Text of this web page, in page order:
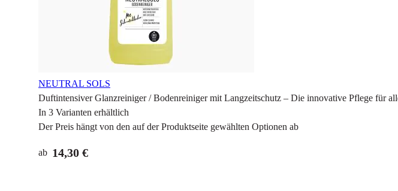
NEUTRAL SOLS
Duftintensiver Glanzreiniger / Bodenreiniger mit Langzeitschutz – Die innovative Pflege für
In 3 Varianten erhältlich
Der Preis hängt von den auf der Produktseite gewählten Optionen ab
ab 14,30 €